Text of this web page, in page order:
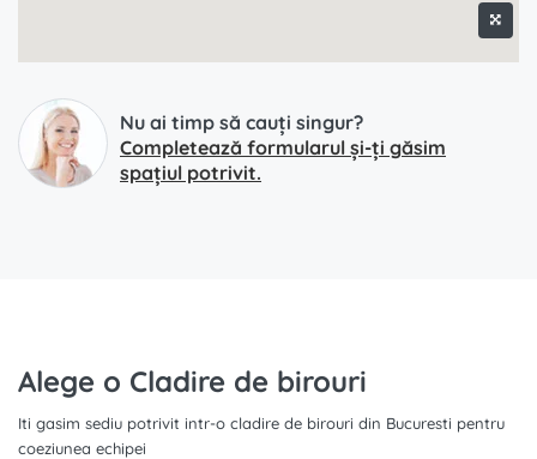
Nu ai timp să cauți singur?
Completează formularul și-ți găsim
spațiul potrivit.
Alege o Cladire de birouri
Iti gasim sediu potrivit intr-o cladire de birouri din Bucuresti pentru
coeziunea echipei